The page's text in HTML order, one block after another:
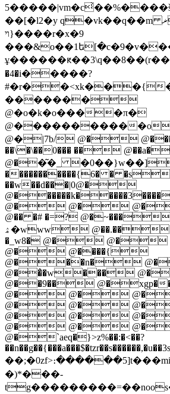
��5���|vm�c͗��%����š��n{{)���?
��[�l2�y q�vk��q��m ޜnٿ
{ױ����r�x�9
�4�i�����?
#�r��˂xk���{
�������
@�o�k�o����π�
@����������
@�|7b/ @�
��\�\��0��� ��
@��͂�_
�����������{6� �
��w��d���|0@�
@� @�
@�� �# �=? @�~���
ۿ�www @��.�� @�
�_w8� @�
@� @����{
@���n�
@��̓�w���
@��9�� @�xgp�
@� @�
@� @�
@� @�
@� @�
@�`aeq�}>z%��:�<��?
�)*���-